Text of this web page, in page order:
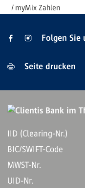
myMix Zahlen
Folgen Sie
Seite drucken
IID (Clearing-Nr.)
BIC/SWIFT-Code
MWST-Nr.
UID-Nr.